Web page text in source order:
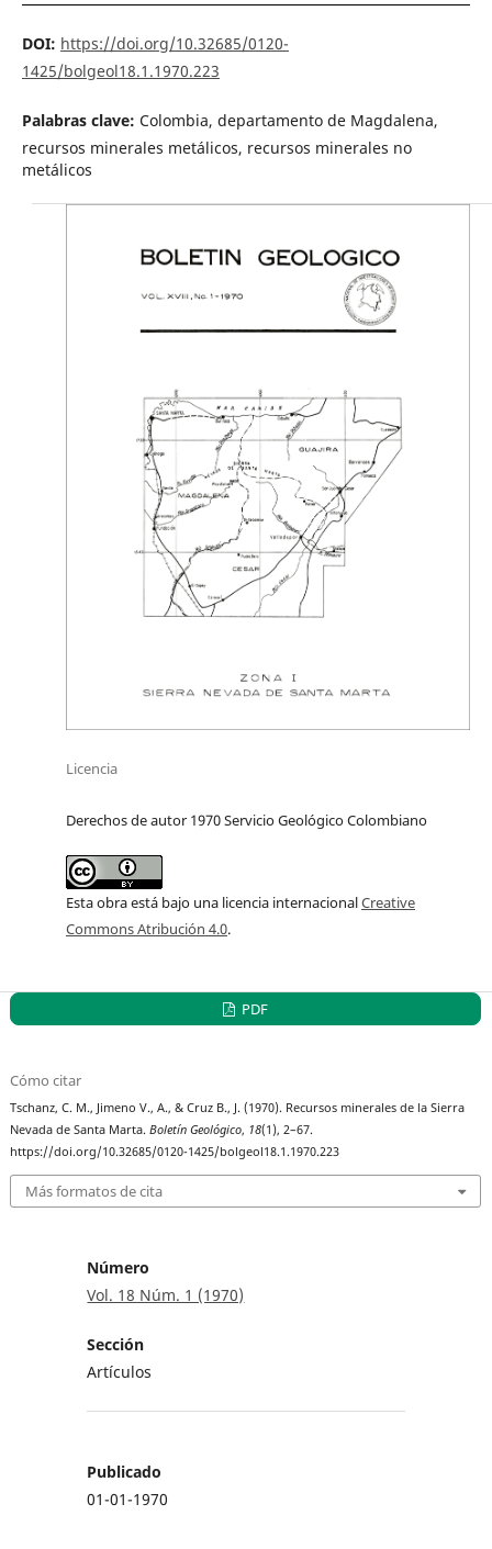
DOI: https://doi.org/10.32685/0120-
1425/bolgeol18.1.1970.223
Palabras clave: Colombia, departamento de Magdalena,
recursos minerales metálicos, recursos minerales no
metálicos
Licencia
Derechos de autor 1970 Servicio Geológico Colombiano
Esta obra está bajo una licencia internacionalCreative
Commons Atribución 4.0.
PDF
Cómo citar
Tschanz, C. M., Jimeno V., A., & Cruz B., J. (1970). Recursos minerales de la Sierra
Nevada de Santa Marta.Boletín Geológico, 18(1), 2–67.
https://doi.org/10.32685/0120-1425/bolgeol18.1.1970.223
Más formatos de cita
Número
Vol. 18 Núm. 1 (1970)
Sección
Artículos
Publicado
01-01-1970